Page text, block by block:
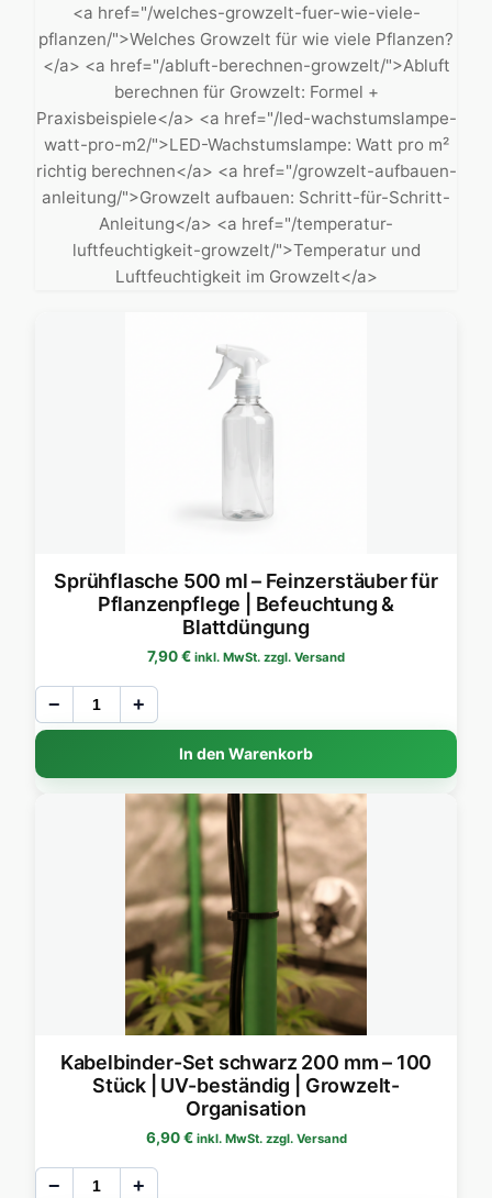
<a href="/welches-growzelt-fuer-wie-viele-
pflanzen/">Welches Growzelt für wie viele Pflanzen?
</a> <a href="/abluft-berechnen-growzelt/">Abluft
berechnen für Growzelt: Formel +
Praxisbeispiele</a> <a href="/led-wachstumslampe-
watt-pro-m2/">LED-Wachstumslampe: Watt pro m²
richtig berechnen</a> <a href="/growzelt-aufbauen-
anleitung/">Growzelt aufbauen: Schritt-für-Schritt-
Anleitung</a> <a href="/temperatur-
luftfeuchtigkeit-growzelt/">Temperatur und
Luftfeuchtigkeit im Growzelt</a>
Sprühflasche 500 ml – Feinzerstäuber für
Pflanzenpflege | Befeuchtung &
Blattdüngung
7,90€ inkl. MwSt. zzgl. Versand
− +
In den Warenkorb
Kabelbinder-Set schwarz 200 mm – 100
Stück | UV-beständig | Growzelt-
Organisation
6,90€ inkl. MwSt. zzgl. Versand
− +